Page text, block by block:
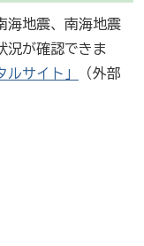
海地震、南海地震
況が確認できま
サイト」
（外部